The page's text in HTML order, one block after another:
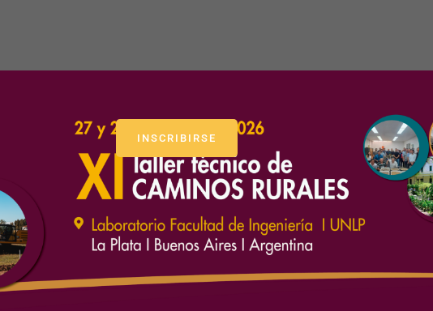
Lago En los últimos años, mucho se ha hecho en cuanto a inversión
planificación es una herramienta valiosa para orientar el crecimiento del
INSCRIBIRSE